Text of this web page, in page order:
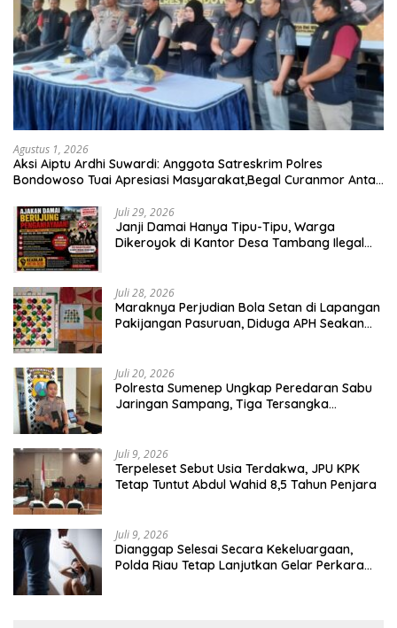
Agustus 1, 2026
Aksi Aiptu Ardhi Suwardi: Anggota Satreskrim Polres
Bondowoso Tuai Apresiasi Masyarakat,Begal Curanmor Antar
Juli 29, 2026
Janji Damai Hanya Tipu-Tipu, Warga
Dikeroyok di Kantor Desa Tambang Ilegal
Juli 28, 2026
Maraknya Perjudian Bola Setan di Lapangan
Pakijangan Pasuruan, Diduga APH Seakan
Juli 20, 2026
Polresta Sumenep Ungkap Peredaran Sabu
Jaringan Sampang, Tiga Tersangka
Juli 9, 2026
Terpeleset Sebut Usia Terdakwa, JPU KPK
Tetap Tuntut Abdul Wahid 8,5 Tahun Penjara
Juli 9, 2026
Dianggap Selesai Secara Kekeluargaan,
Polda Riau Tetap Lanjutkan Gelar Perkara